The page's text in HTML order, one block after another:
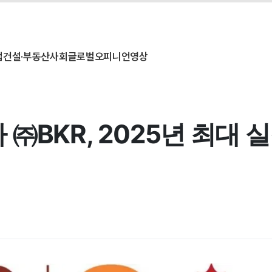
건설·부동산사회글로벌오피니언영상
㈜BKR, 2025년 최대